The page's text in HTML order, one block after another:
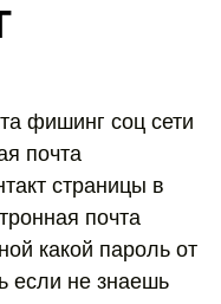
фишинг соц сети
почта
страницы в
почта
какой пароль от
если не знаешь